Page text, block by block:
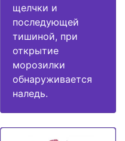
щелчки и
последующей
тишиной, при
открытие
морозилки
обнаруживается
наледь.